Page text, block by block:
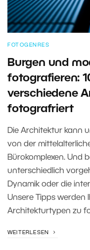
FOTOGENRES
Burgen und
fotografieren:
verschiedene
fotografriert
Die Architektur kann
von der
Bürokomplexen. Und
unterschiedlich
Dynamik oder die
Unsere Tipps werden
Architekturtypen zu
WEITERLESEN